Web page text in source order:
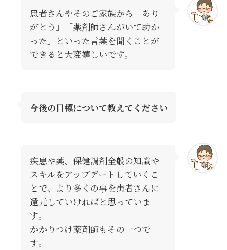
患者さんやそのご家族から「あり
がとう」「薬剤師さんがいて助か
った」といった言葉を聞くことが
できると大変嬉しいです。
今後の目標について教えてください
疾患や薬、保健調剤全般の知識や
スキルをアップデートしていくこ
とで、より多くの事を患者さんに
還元していければと思っていま
す。
かかりつけ薬剤師もその一つで
す。